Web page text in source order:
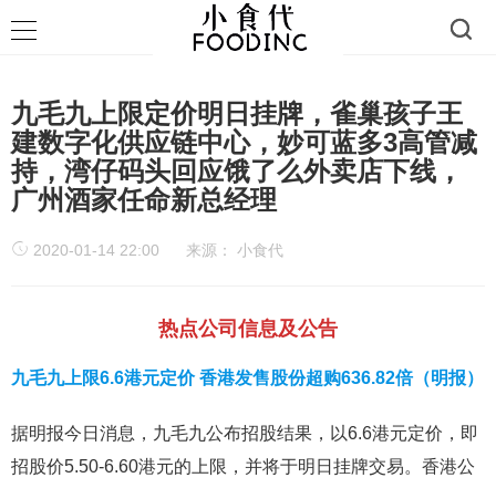
九毛九上限定价明日挂牌，雀巢孩子王
建数字化供应链中心，妙可蓝多3高管减
持，湾仔码头回应饿了么外卖店下线，
广州酒家任命新总经理
2020-01-14 22:00 来源： 小食代
热点公司信息及公告
九毛九上限6.6港元定价 香港发售股份超购636.82倍（明报）
据明报今日消息，九毛九公布招股结果，以6.6港元定价，即
招股价5.50-6.60港元的上限，并将于明日挂牌交易。香港公